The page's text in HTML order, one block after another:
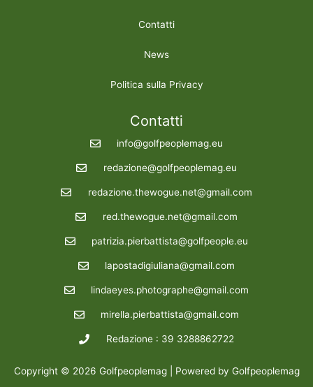
Contatti
News
Politica sulla Privacy
Contatti
info@golfpeoplemag.eu
redazione@golfpeoplemag.eu
redazione.thewogue.net@gmail.com
red.thewogue.net@gmail.com
patrizia.pierbattista@golfpeople.eu
lapostadigiuliana@gmail.com
lindaeyes.photographe@gmail.com
mirella.pierbattista@gmail.com
Redazione : 39 3288862722
Copyright © 2026 Golfpeoplemag | Powered by Golfpeoplemag